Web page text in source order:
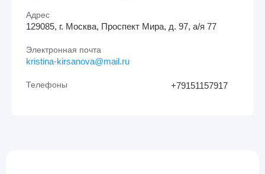
Адрес
129085, г. Москва, Проспект Мира, д. 97, а/я 77
Электронная почта
kristina-kirsanova@mail.ru
Телефоны +79151157917